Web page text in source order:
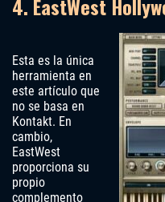
4. EastWest
Esta es la única
herramienta en
este artículo que
no se basa en
Kontakt. En
cambio,
EastWest
proporciona su
propio
complemento